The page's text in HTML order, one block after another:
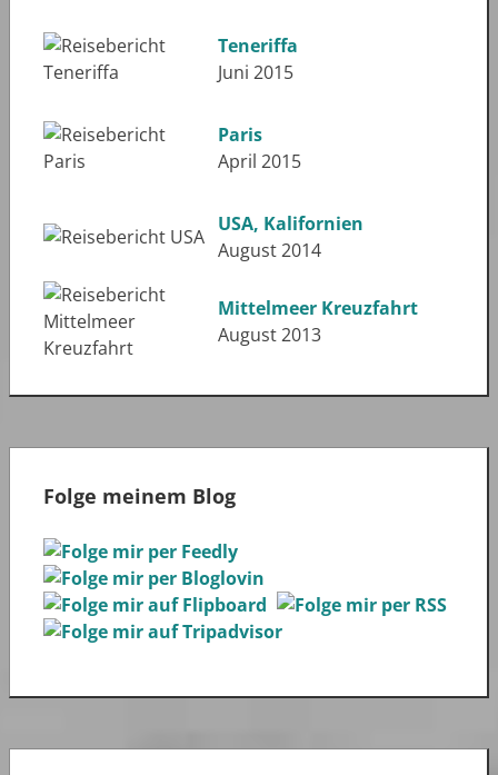
Teneriffa
Juni 2015
Paris
April 2015
USA, Kalifornien
August 2014
Mittelmeer Kreuzfahrt
August 2013
Folge meinem Blog